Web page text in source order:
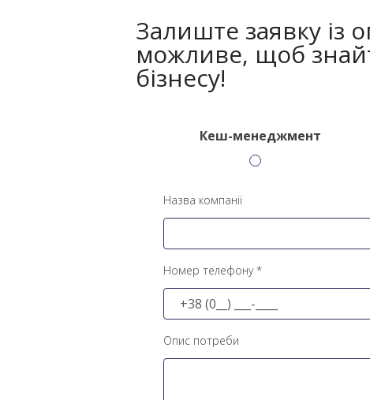
Залиште заявку із
можливе, щоб
бізнесу!
Кеш-менеджмент
Назва компанії
Номер телефону *
Опис потреби